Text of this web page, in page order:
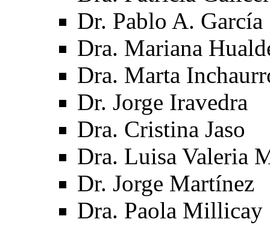
Dr. Pablo A. García
Dra. Mariana
Dra. Marta
Dr. Jorge Iravedra
Dra. Cristina Jaso
Dra. Luisa Valeria
Dr. Jorge Martínez
Dra. Paola Millicay